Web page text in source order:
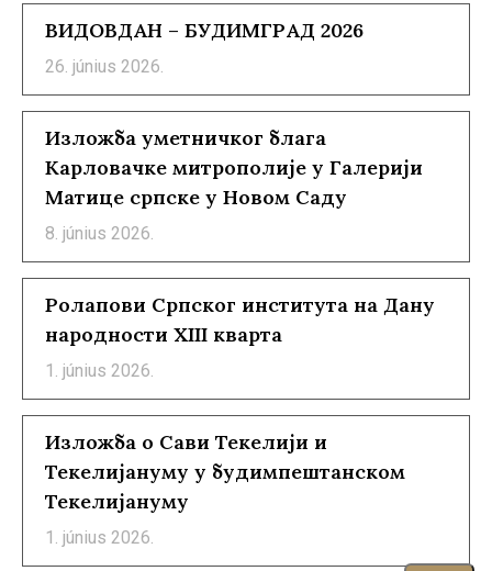
ВИДОВДАН – БУДИМГРАД 2026
26. június 2026.
Изложба уметничког блага
Карловачке митрополије у Галерији
Матице српске у Новом Саду
8. június 2026.
Ролапови Српског института на Дану
народности XIII кварта
1. június 2026.
Изложба о Сави Текелији и
Текелијануму у будимпештанском
Текелијануму
1. június 2026.